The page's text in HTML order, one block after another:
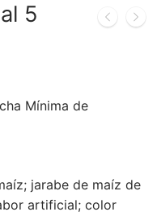
5
Mínima de
jarabe de maíz de
artificial; color